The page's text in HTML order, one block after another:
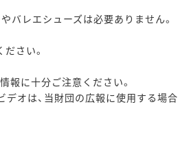
バレエシューズは必要ありません。
さい。
報に十分ご注意ください。
デオは、当財団の広報に使用する場合